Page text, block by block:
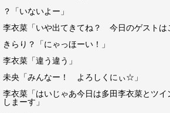
？「いないよー」
李衣菜「いや出てきてね？ 今日のゲストは
きらり？「にゃっほーい！」
李衣菜「違う違う」
未央「みんなー！ よろしくにぃ☆」
李衣菜「はいじゃあ今日は多田李衣菜とツイ
しまーす」